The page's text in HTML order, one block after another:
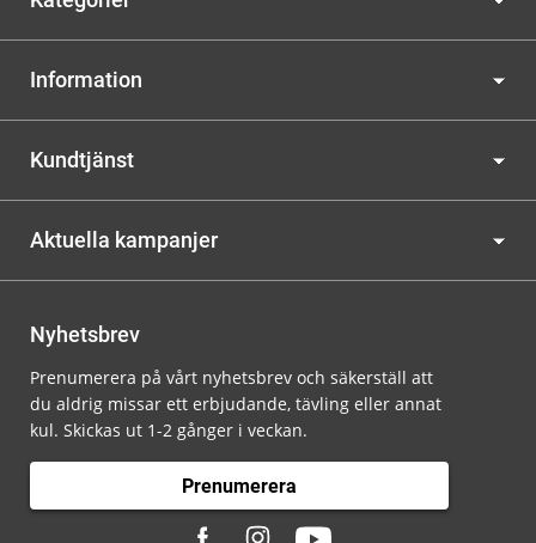
Information
Kundtjänst
Aktuella kampanjer
Nyhetsbrev
Prenumerera på vårt nyhetsbrev och säkerställ att
du aldrig missar ett erbjudande, tävling eller annat
kul. Skickas ut 1-2 gånger i veckan.
Prenumerera